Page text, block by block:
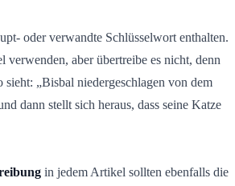
oder verwandte Schlüsselwort enthalten.
verwenden, aber übertreibe es nicht, denn
sieht: „Bisbal niedergeschlagen von dem
dann stellt sich heraus, dass seine Katze
in jedem Artikel sollten ebenfalls die